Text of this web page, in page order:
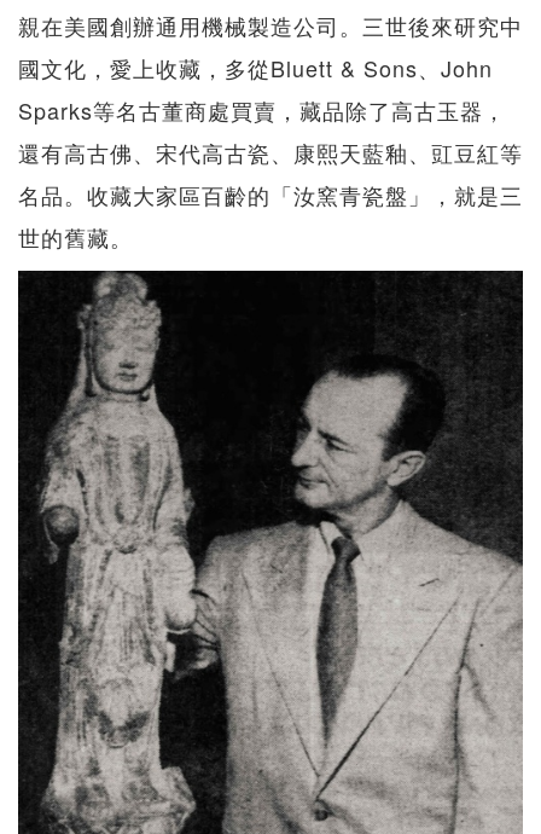
親在美國創辦通用機械製造公司。三世後來研究中
國文化，愛上收藏，多從Bluett & Sons、John
Sparks等名古董商處買賣，藏品除了高古玉器，
還有高古佛、宋代高古瓷、康熙天藍釉、豇豆紅等
名品。收藏大家區百齡的「汝窯青瓷盤」，就是三
世的舊藏。